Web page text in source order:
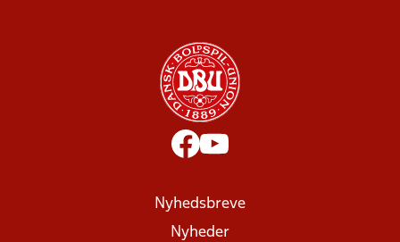
Nyhedsbreve
Nyheder